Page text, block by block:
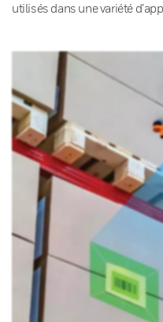
utilisés dans une variété